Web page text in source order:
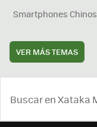
Smartphones Chinos
VER MÁS TEMAS